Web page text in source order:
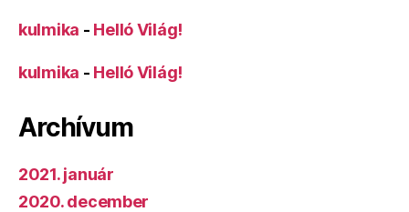
kulmika - Helló Világ!
kulmika - Helló Világ!
Archívum
2021. január
2020. december